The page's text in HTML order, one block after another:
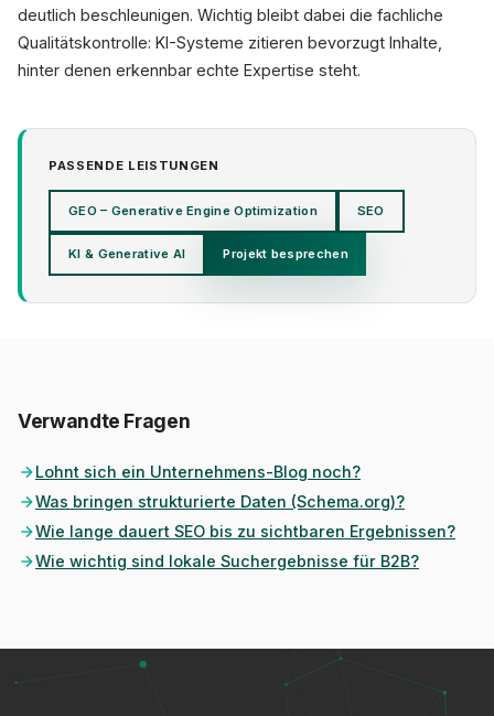
deutlich beschleunigen. Wichtig bleibt dabei die fachliche
Qualitätskontrolle: KI-Systeme zitieren bevorzugt Inhalte,
hinter denen erkennbar echte Expertise steht.
PASSENDE LEISTUNGEN
GEO – Generative Engine Optimization SEO
KI & Generative AI Projekt besprechen
Verwandte Fragen
Lohnt sich ein Unternehmens-Blog noch?
Was bringen strukturierte Daten (Schema.org)?
Wie lange dauert SEO bis zu sichtbaren Ergebnissen?
Wie wichtig sind lokale Suchergebnisse für B2B?